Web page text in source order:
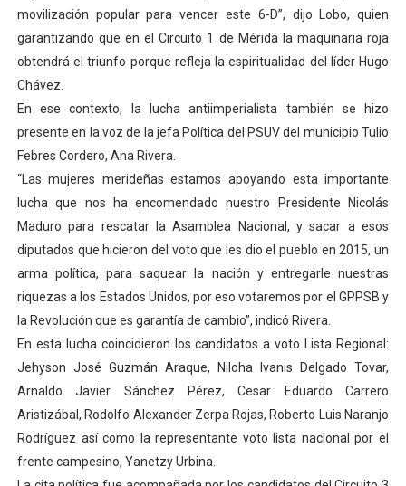
movilización popular para vencer este 6-D”, dijo Lobo, quien
garantizando que en el Circuito 1 de Mérida la maquinaria roja
obtendrá el triunfo porque refleja la espiritualidad del líder Hugo
Chávez.
En ese contexto, la lucha antiimperialista también se hizo
presente en la voz de la jefa Política del PSUV del municipio Tulio
Febres Cordero, Ana Rivera.
“Las mujeres merideñas estamos apoyando esta importante
lucha que nos ha encomendado nuestro Presidente Nicolás
Maduro para rescatar la Asamblea Nacional, y sacar a esos
diputados que hicieron del voto que les dio el pueblo en 2015, un
arma política, para saquear la nación y entregarle nuestras
riquezas a los Estados Unidos, por eso votaremos por el GPPSB y
la Revolución que es garantía de cambio”, indicó Rivera.
En esta lucha coincidieron los candidatos a voto Lista Regional:
Jehyson José Guzmán Araque, Niloha Ivanis Delgado Tovar,
Arnaldo Javier Sánchez Pérez, Cesar Eduardo Carrero
Aristizábal, Rodolfo Alexander Zerpa Rojas, Roberto Luis Naranjo
Rodríguez así como la representante voto lista nacional por el
frente campesino, Yanetzy Urbina.